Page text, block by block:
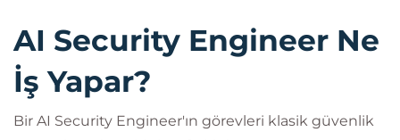
AI Security Engineer Ne
İş Yapar?
Bir AI Security Engineer'ın görevleri klasik güvenlik